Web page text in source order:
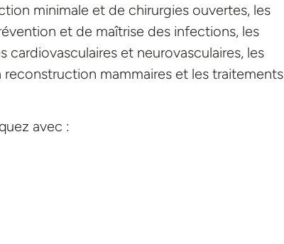
minimale et de chirurgies ouvertes, les
et de maîtrise des infections, les
et neurovasculaires, les
reconstruction mammaires et les traitements
avec :